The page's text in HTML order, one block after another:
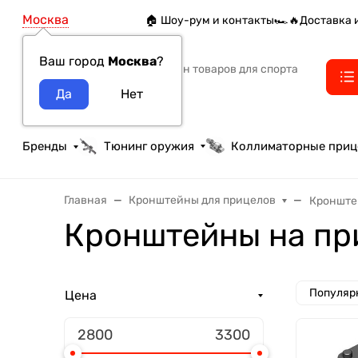
Москва
Ваш город Москва?
🏠 Шоу-рум и контакты🏎️🔥Доставка
Интернет-магазин товаров для спорта
тактики и охоты
Бренды Тюнинг оружия Коллиматорные
Главная Кронштейны для прицелов
Кронштейны на
Цена